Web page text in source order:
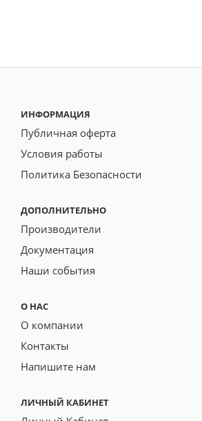
ИНФОРМАЦИЯ
Публичная оферта
Условия работы
Политика Безопасности
ДОПОЛНИТЕЛЬНО
Производители
Документация
Наши события
О НАС
О компании
Контакты
Напишите нам
ЛИЧНЫЙ КАБИНЕТ